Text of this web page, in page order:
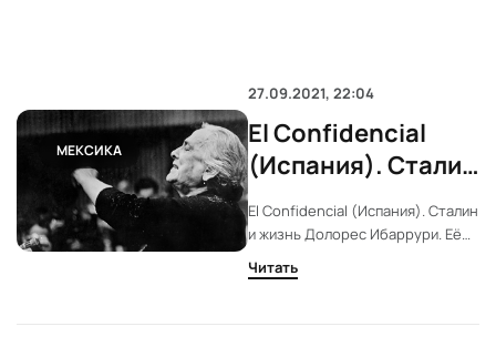
МЕКСИКА
27.09.2021, 22:04
El Confidencial
(Испания). Сталин
и жизнь Долорес
Ибаррури. Её сын -
герой
El Confidencial (Испания). Сталин
и жизнь Долорес Ибаррури. Её
сын - герой
Читать